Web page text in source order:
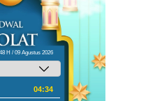
H / 09 Agustus 2026
04:34